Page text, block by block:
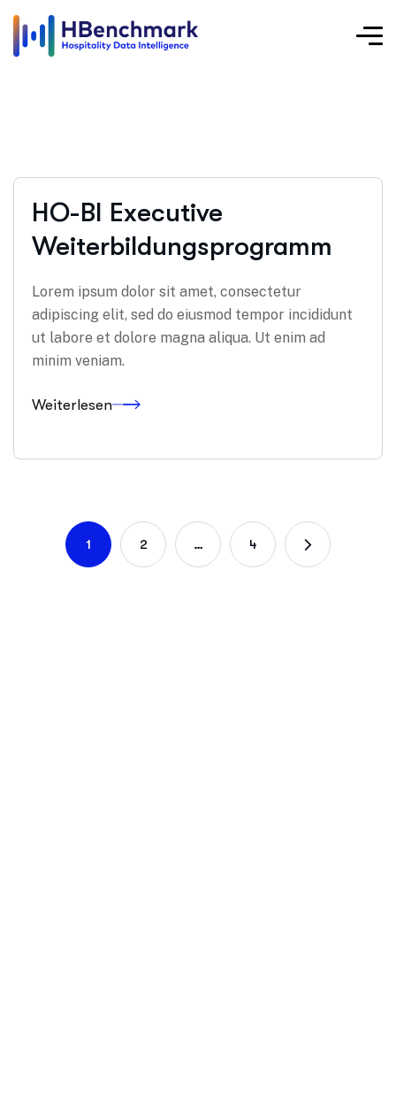
HO-BI Executive
Weiterbildungsprogramm
Lorem ipsum dolor sit amet, consectetur
adipiscing elit, sed do eiusmod tempor incididunt
ut labore et dolore magna aliqua. Ut enim ad
minim veniam.
Weiterlesen
1 2 … 4